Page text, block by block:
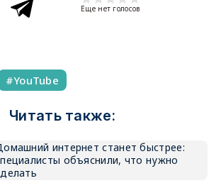
Еще нет голосов
YouTube
Читать также:
интернет станет быстрее:
объяснили, что нужно